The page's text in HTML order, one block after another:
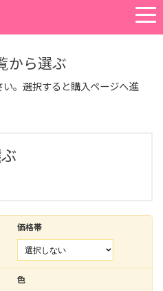
から選ぶ
。選択すると購入ページへ進
価格帯
色